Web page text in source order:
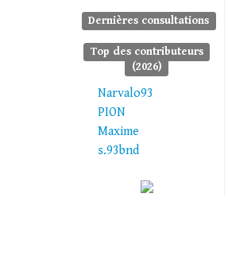
Dernières consultations
Top des contributeurs
(2026)
Narvalo93
PION
Maxime
s.93bnd